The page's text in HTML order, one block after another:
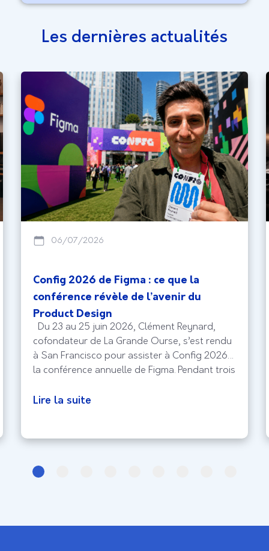
Les dernières actualités
06/07/2026
Config 2026 de Figma : ce que la
conférence révèle de l’avenir du
Product Design
Du 23 au 25 juin 2026, Clément Reynard,
cofondateur de La Grande Ourse, s’est rendu
à San Francisco pour assister à Config 2026,
la conférence annuelle de Figma. Pendant trois
UX du monde entier se sont réunis pour
Lire la suite